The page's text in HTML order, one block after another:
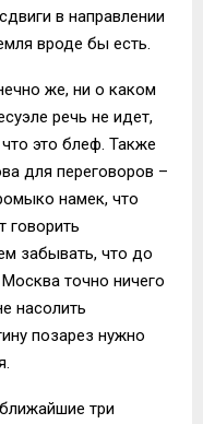
в направлении
вроде бы есть.
же, ни о каком
речь не идет,
это блеф. Также
для переговоров –
намек, что
говорить
забывать, что до
точно ничего
насолить
позарез нужно
три